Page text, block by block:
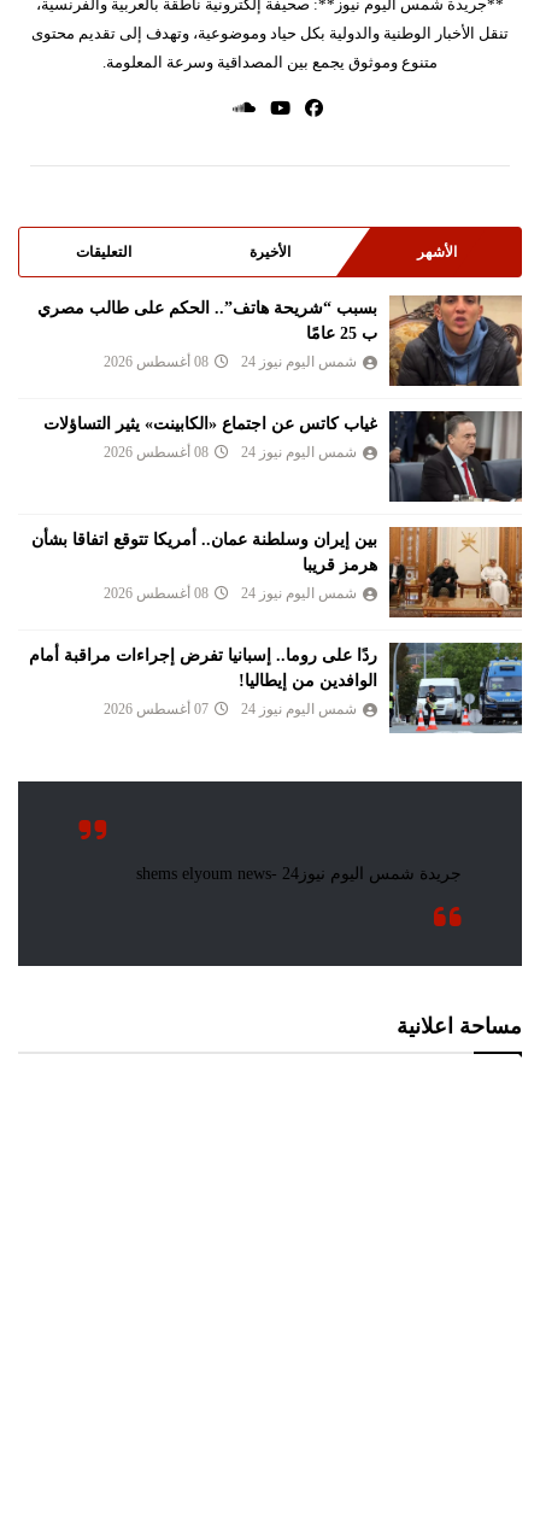
**جريدة شمس اليوم نيوز**: صحيفة إلكترونية ناطقة بالعربية والفرنسية،
تنقل الأخبار الوطنية والدولية بكل حياد وموضوعية، وتهدف إلى تقديم محتوى
متنوع وموثوق يجمع بين المصداقية وسرعة المعلومة.
الأشهر الأخيرة التعليقات
بسبب “شريحة هاتف”.. الحكم على طالب مصري
ب 25 عامًا
شمس اليوم نيوز 24 08 أغسطس 2026
غياب كاتس عن اجتماع «الكابينت» يثير التساؤلات
شمس اليوم نيوز 24 08 أغسطس 2026
بين إيران وسلطنة عمان.. أمريكا تتوقع اتفاقا بشأن
هرمز قريبا
شمس اليوم نيوز 24 08 أغسطس 2026
ردًا على روما.. إسبانيا تفرض إجراءات مراقبة أمام
الوافدين من إيطاليا!
شمس اليوم نيوز 24 07 أغسطس 2026
مساحة اعلانية